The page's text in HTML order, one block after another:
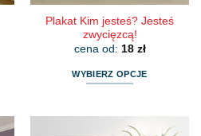
Plakat Kim jesteś? Jesteś
zwycięzcą!
cena od: 18 zł
WYBIERZ OPCJE